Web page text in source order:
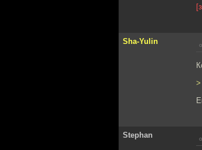
Sha-Yulin
>
Stephan